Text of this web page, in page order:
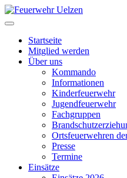
Startseite
Mitglied werden
Über uns
Kommando
Informationen
Kinderfeuerwehr
Jugendfeuerwehr
Fachgruppen
Ortsfeuerwehren
Presse
Termine
Einsätze